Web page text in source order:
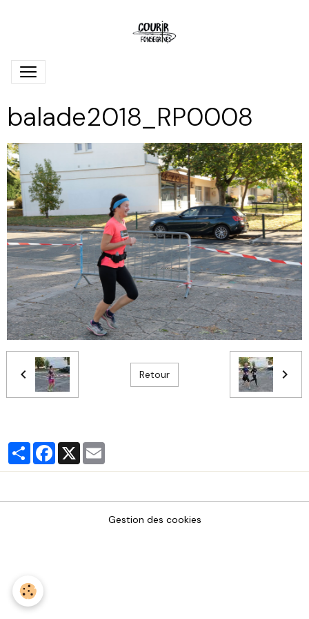
balade2018_RP0008
Retour
PartagerFacebook
X
Gestion des cookies